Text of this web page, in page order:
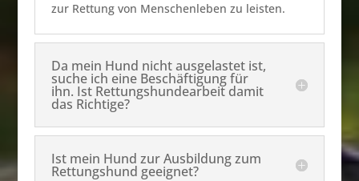
zur Rettung von Menschenleben zu leisten.
Da mein Hund nicht ausgelastet ist,
suche ich eine Beschäftigung für
ihn. Ist Rettungshundearbeit damit
das Richtige?
Ist mein Hund zur Ausbildung zum
Rettungshund geeignet?